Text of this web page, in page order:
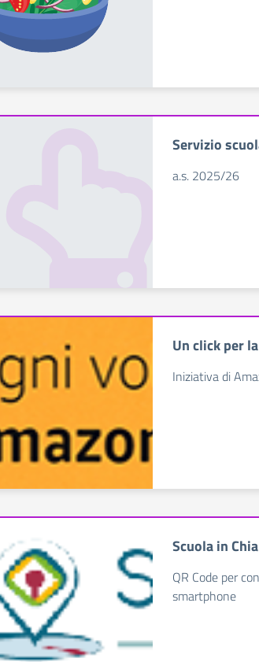
Servizio
a.s. 2025/26
Un click per
Iniziativa di
Scuola in
QR Code per
smartphone